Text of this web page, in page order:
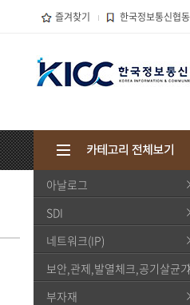
즐겨찾기 한국정보통신협
아날로그
SDI
네트워크(IP)
보안,관제,발열체크,공기살균기
부자재